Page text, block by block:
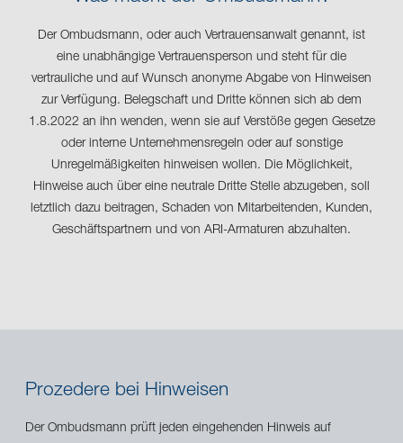
Der Ombudsmann, oder auch Vertrauensanwalt genannt, ist
eine unabhängige Vertrauensperson und steht für die
vertrauliche und auf Wunsch anonyme Abgabe von Hinweisen
zur Verfügung. Belegschaft und Dritte können sich ab dem
1.8.2022 an ihn wenden, wenn sie auf Verstöße gegen Gesetze
oder interne Unternehmensregeln oder auf sonstige
Unregelmäßigkeiten hinweisen wollen. Die Möglichkeit,
Hinweise auch über eine neutrale Dritte Stelle abzugeben, soll
letztlich dazu beitragen, Schaden von Mitarbeitenden, Kunden,
Geschäftspartnern und von ARI-Armaturen abzuhalten.
Prozedere bei Hinweisen
Der Ombudsmann prüft jeden eingehenden Hinweis auf